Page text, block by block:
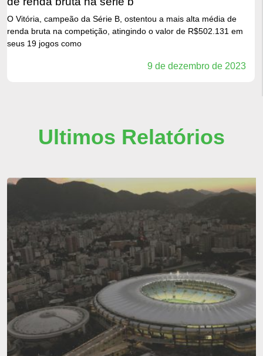
O Vitória, campeão da Série B, ostentou a mais alta média de
renda bruta na competição, atingindo o valor de R$502.131 em
seus 19 jogos como
9 de dezembro de 2023
Ultimos Relatórios